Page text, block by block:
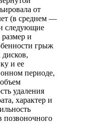
от
(в среднем —
следующие
и
грыж
и ее
периоде,
удаления
характер и
позвоночного